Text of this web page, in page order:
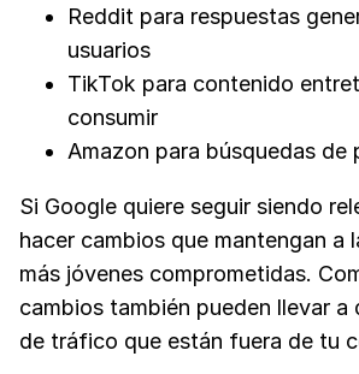
Reddit para respuestas
usuarios
TikTok para contenido
consumir
Amazon para búsquedas de
Si Google quiere seguir siendo
hacer cambios que mantengan a
más jóvenes comprometidas.
cambios también pueden llevar a
de tráfico que están fuera de tu